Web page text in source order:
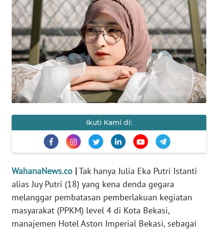
Ikuti Kami di:
WahanaNews.co |Tak hanya Julia Eka Putri Istanti
alias Juy Putri (18) yang kena denda gegara
melanggar pembatasan pemberlakuan kegiatan
masyarakat (PPKM) level 4 di Kota Bekasi,
manajemen Hotel Aston Imperial Bekasi, sebagai
SAINS-TEKNO
KESEHATAN
INTERNASIONAL
SERBA-SERBI
PENDIDIKAN
OPINI
EDITORIAL